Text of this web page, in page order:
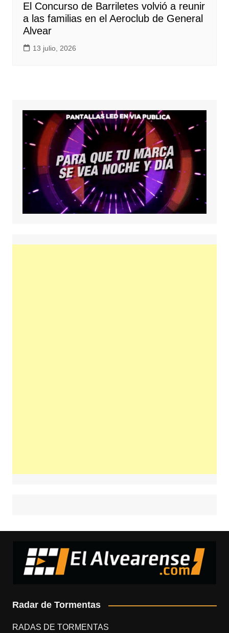
El Concurso de Barriletes volvió a reunir
a las familias en el Aeroclub de General
Alvear
13 julio, 2026
Radar de Tormentas
RADAS DE TORMENTAS